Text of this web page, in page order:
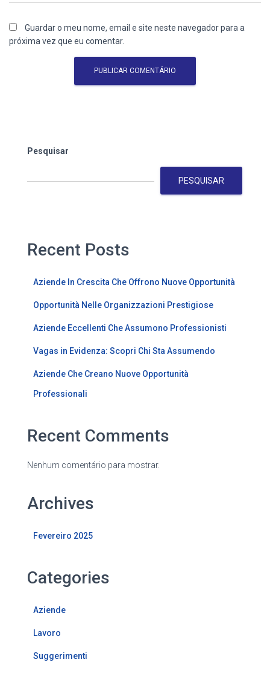
Guardar o meu nome, email e site neste navegador para a
próxima vez que eu comentar.
Pesquisar
PESQUISAR
Recent Posts
Aziende In Crescita Che Offrono Nuove Opportunità
Opportunità Nelle Organizzazioni Prestigiose
Aziende Eccellenti Che Assumono Professionisti
Vagas in Evidenza: Scopri Chi Sta Assumendo
Aziende Che Creano Nuove Opportunità
Professionali
Recent Comments
Nenhum comentário para mostrar.
Archives
Fevereiro 2025
Categories
Aziende
Lavoro
Suggerimenti